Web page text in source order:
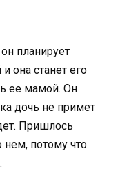
планирует
она станет его
ее мамой. Он
дочь не примет
Пришлось
потому что